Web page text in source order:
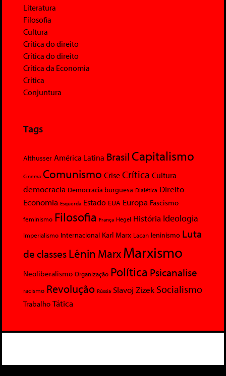
Literatura
Filosofia
Cultura
Crítica do direito
Crítica do direito
Crítica da Economia
Crítica
Conjuntura
Tags
Althusser América Latina Brasil Capitalismo
Cinema Comunismo Crise Crítica Cultura
democracia Democracia burguesa Dialética Direito
Economia Esquerda Estado EUA Europa Fascismo
feminismo Filosofia França Hegel História Ideologia
Imperialismo Internacional Karl Marx Lacan leninismo Luta
de classesLênin MarxMarxismo
Neoliberalismo Organização Política Psicanalise
racismo Revolução Rússia Slavoj Zizek Socialismo
Trabalho Tática